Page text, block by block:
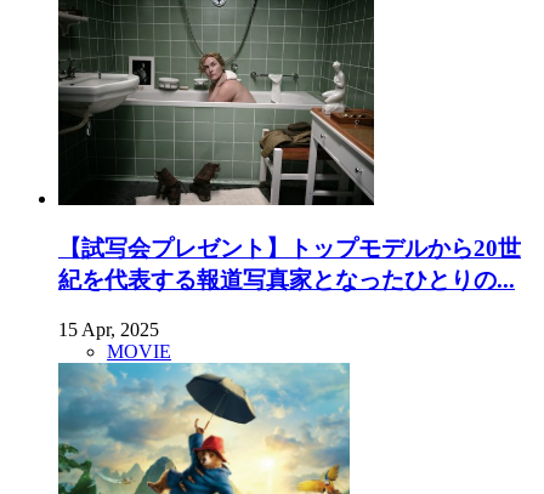
【試写会プレゼント】トップモデルから20世
紀を代表する報道写真家となったひとりの...
15 Apr, 2025
MOVIE